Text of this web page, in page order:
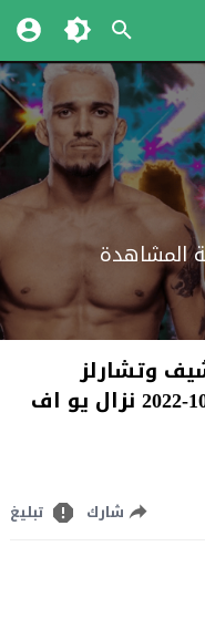
المشاهدة
وتشارلز
اوليفيرا بث مباشر اليوم 22-10-2022 نزال يو اف
شارك تبليغ